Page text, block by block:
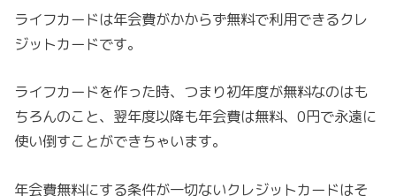
ライフカードは年会費がかからず無料で利用できるクレ
ジットカードです。
ライフカードを作った時、つまり初年度が無料なのはも
ちろんのこと、翌年度以降も年会費は無料、0円で永遠に
使い倒すことができちゃいます。
年会費無料にする条件が一切ないクレジットカードはそ